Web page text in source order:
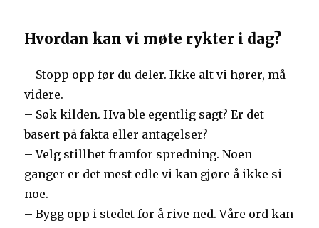
Hvordan kan vi møte rykter i dag?
– Stopp opp før du deler. Ikke alt vi hører, må
videre.
– Søk kilden. Hva ble egentlig sagt? Er det
basert på fakta eller antagelser?
– Velg stillhet framfor spredning. Noen
ganger er det mest edle vi kan gjøre å ikke si
noe.
– Bygg opp i stedet for å rive ned. Våre ord kan